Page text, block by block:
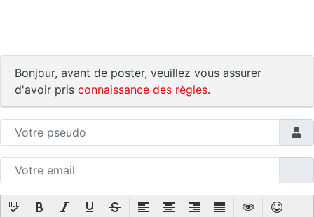
Bonjour, avant de poster, veuillez vous assurer
d'avoir pris connaissance des règles.